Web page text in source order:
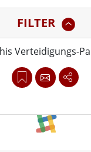
dieser Panel-PC
militärischer
PCs für den
durchlaufen
FILTER
Verteidigungs-